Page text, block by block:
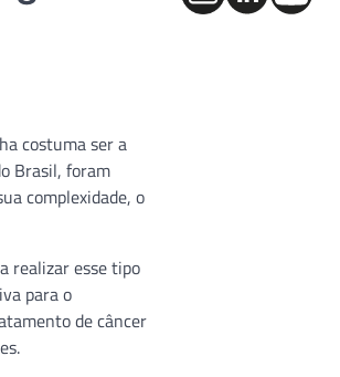
costuma ser a
Brasil, foram
complexidade, o
realizar esse tipo
para o
de câncer